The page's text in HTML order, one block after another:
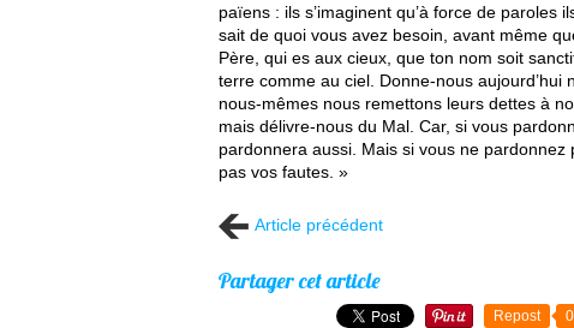
païens : ils s’imaginent qu’à force de
sait de quoi vous avez besoin, avant même
Père, qui es aux cieux, que ton nom soit
terre comme au ciel. Donne-nous
nous-mêmes nous remettons leurs dettes à
mais délivre-nous du Mal. Car, si vous
pardonnera aussi. Mais si vous ne
pas vos fautes. »
Article précédent
Partager cet article
Repost 0